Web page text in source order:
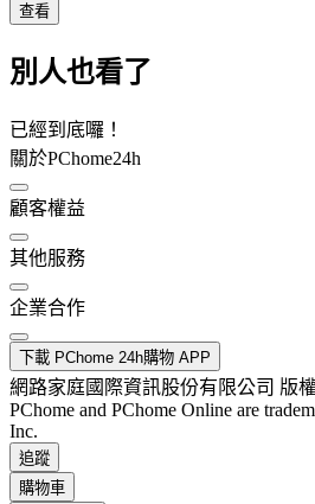
查看
別人也看了
已經到底囉！
關於PChome24h
顧客權益
其他服務
企業合作
下載 PChome 24h購物 APP
網路家庭國際資訊股份有限公司 版
PChome and PChome Online are
Inc.
追蹤
購物車